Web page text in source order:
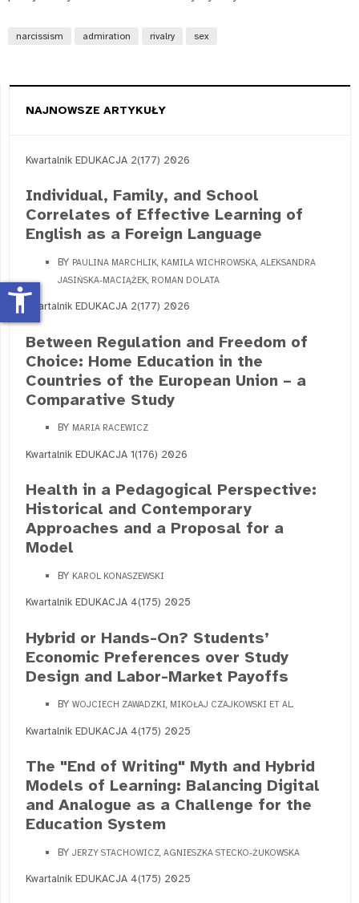
narcissism admiration rivalry sex
NAJNOWSZE ARTYKUŁY
Kwartalnik EDUKACJA 2(177) 2026
Individual, Family, and School
Correlates of Effective Learning of
English as a Foreign Language
BY PAULINA MARCHLIK, KAMILA WICHROWSKA, ALEKSANDRA
JASIŃSKA-MACIĄŻEK, ROMAN DOLATA
Kwartalnik EDUKACJA 2(177) 2026
Between Regulation and Freedom of
Choice: Home Education in the
Countries of the European Union – a
Comparative Study
BY MARIA RACEWICZ
Kwartalnik EDUKACJA 1(176) 2026
Health in a Pedagogical Perspective:
Historical and Contemporary
Approaches and a Proposal for a
Model
BY KAROL KONASZEWSKI
Kwartalnik EDUKACJA 4(175) 2025
Hybrid or Hands-On? Students’
Economic Preferences over Study
Design and Labor-Market Payoffs
BY WOJCIECH ZAWADZKI, MIKOŁAJ CZAJKOWSKI ET AL.
Kwartalnik EDUKACJA 4(175) 2025
The "End of Writing" Myth and Hybrid
Models of Learning: Balancing Digital
and Analogue as a Challenge for the
Education System
BY JERZY STACHOWICZ, AGNIESZKA STECKO-ŻUKOWSKA
Kwartalnik EDUKACJA 4(175) 2025
accessibility_new